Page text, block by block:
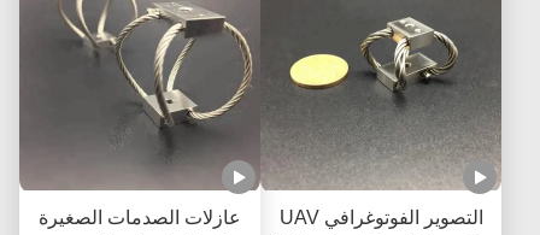
التصوير الفوتوغرافي UAV
عازلات الصدمات الصغيرة